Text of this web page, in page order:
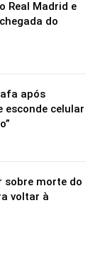
Real Madrid e
do
após
esconde celular
sobre morte do
voltar à